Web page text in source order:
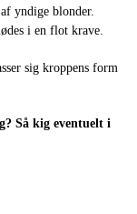
yndige blonder.
i en flot krave.
sig kroppens form
Så kig eventuelt i